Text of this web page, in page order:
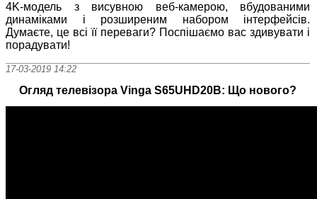
4K-модель з висувною веб-камерою, вбудованими
динаміками і розширеним набором інтерфейсів.
Думаєте, це всі її переваги? Поспішаємо вас здивувати і
порадувати!
17-03-2019 14:22
Огляд телевізора Vinga S65UHD20B: Що нового?